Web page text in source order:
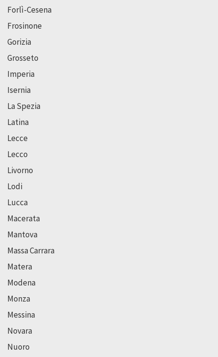
Forlì-Cesena
Frosinone
Gorizia
Grosseto
Imperia
Isernia
La Spezia
Latina
Lecce
Lecco
Livorno
Lodi
Lucca
Macerata
Mantova
Massa Carrara
Matera
Modena
Monza
Messina
Novara
Nuoro